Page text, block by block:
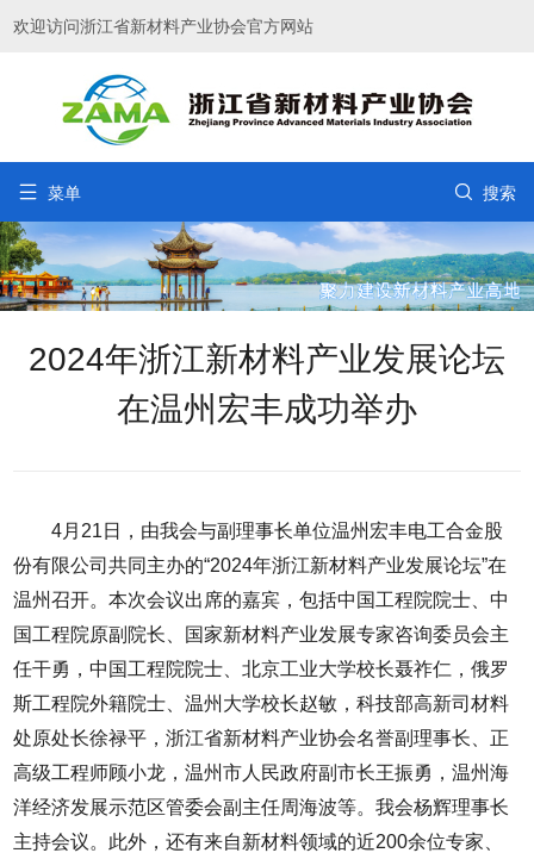
欢迎访问浙江省新材料产业协会官方网站
 菜单  搜索
2024年浙江新材料产业发展论坛
在温州宏丰成功举办
4月21日，由我会与副理事长单位温州宏丰电工合金股
份有限公司共同主办的“2024年浙江新材料产业发展论坛”在
温州召开。本次会议出席的嘉宾，包括中国工程院院士、中
国工程院原副院长、国家新材料产业发展专家咨询委员会主
任干勇，中国工程院院士、北京工业大学校长聂祚仁，俄罗
斯工程院外籍院士、温州大学校长赵敏，科技部高新司材料
处原处长徐禄平，浙江省新材料产业协会名誉副理事长、正
高级工程师顾小龙，温州市人民政府副市长王振勇，温州海
洋经济发展示范区管委会副主任周海波等。我会杨辉理事长
主持会议。此外，还有来自新材料领域的近200余位专家、